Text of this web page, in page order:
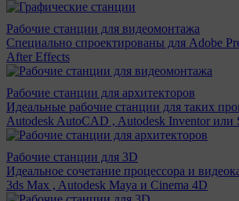
Рабочие станции для видеомонтажа
Специально спроектированы для Adobe
After Effects
Рабочие станции для архитекторов
Идеальные рабочие станции для таких
Autodesk AutoCAD , Autodesk Inventor или
Рабочие станции для 3D
Идеальное сочетание процессора и
3ds Max , Autodesk Maya и Cinema 4D